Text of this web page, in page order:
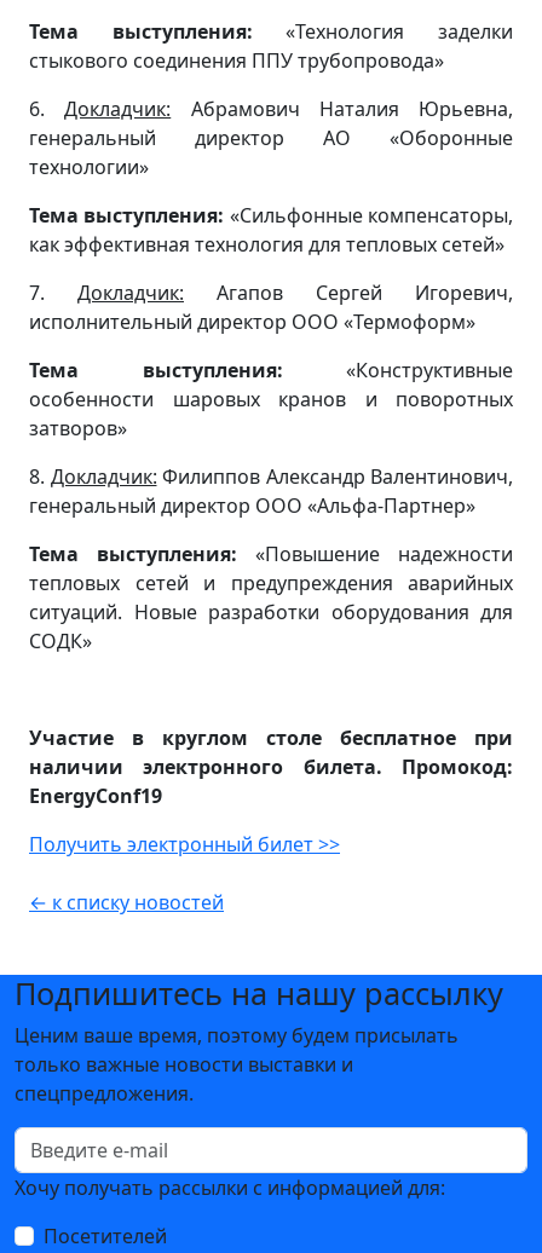
Тема выступления: «Технология заделки
стыкового соединения ППУ трубопровода»
6.Докладчик: Абрамович Наталия Юрьевна,
генеральный директор АО «Оборонные
технологии»
Тема выступления: «Сильфонные компенсаторы,
как эффективная технология для тепловых сетей»
7. Докладчик: Агапов Сергей Игоревич,
исполнительный директор ООО «Термоформ»
Тема выступления: «Конструктивные
особенности шаровых кранов и поворотных
затворов»
8. Докладчик: Филиппов Александр Валентинович,
генеральный директор ООО «Альфа-Партнер»
Тема выступления: «Повышение надежности
тепловых сетей и предупреждения аварийных
ситуаций. Новые разработки оборудования для
СОДК»
Участие в круглом столе бесплатное при
наличии электронного билета. Промокод:
EnergyConf19
Получить электронный билет >>
← к списку новостей
Подпишитесь на нашу рассылку
Ценим ваше время, поэтому будем присылать
только важные новости выставки и
спецпредложения.
Хочу получать рассылки с информацией для:
Посетителей